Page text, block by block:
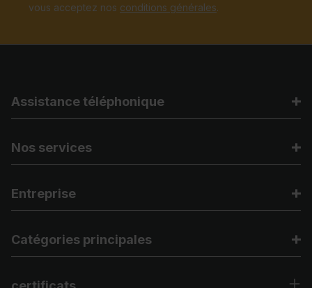
vous acceptez nos conditions générales.
Assistance téléphonique
Nos services
Entreprise
Catégories principales